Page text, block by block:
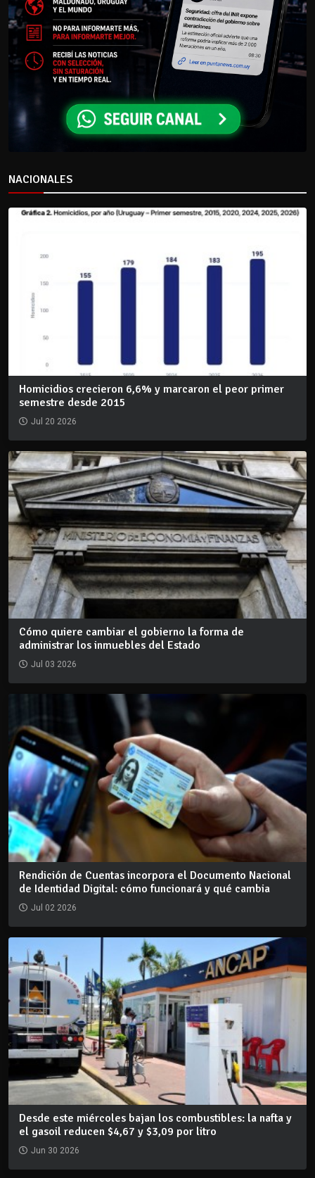
NACIONALES
Homicidios crecieron 6,6% y marcaron el peor primer
semestre desde 2015
Jul 20 2026
Cómo quiere cambiar el gobierno la forma de
administrar los inmuebles del Estado
Jul 03 2026
Rendición de Cuentas incorpora el Documento Nacional
de Identidad Digital: cómo funcionará y qué cambia
Jul 02 2026
Desde este miércoles bajan los combustibles: la nafta y
el gasoil reducen $4,67 y $3,09 por litro
Jun 30 2026